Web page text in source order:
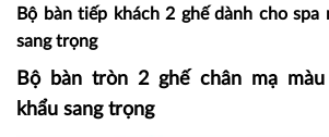
Bộ bàn tiếp khách 2 ghế dành cho spa
sang trọng
Bộ bàn tròn 2 ghế chân mạ
khẩu sang trọng